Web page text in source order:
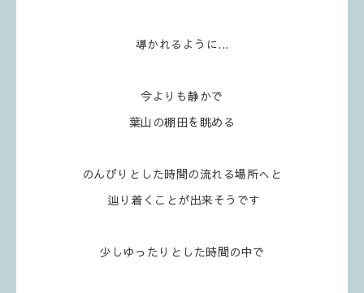
導かれるように...
今よりも静かで
葉山の棚田を眺める
のんびりとした時間の流れる場所へと
辿り着くことが出来そうです
少しゆったりとした時間の中で